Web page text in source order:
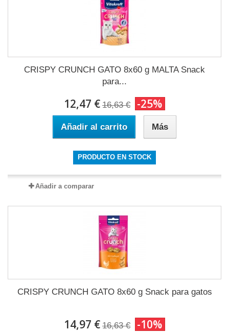
CRISPY CRUNCH GATO 8x60 g MALTA Snack
para...
12,47 € 16,63 € -25%
Añadir al carrito Más
PRODUCTO EN STOCK
Añadir a comparar
CRISPY CRUNCH GATO 8x60 g Snack para gatos
14,97 € 16,63 € -10%